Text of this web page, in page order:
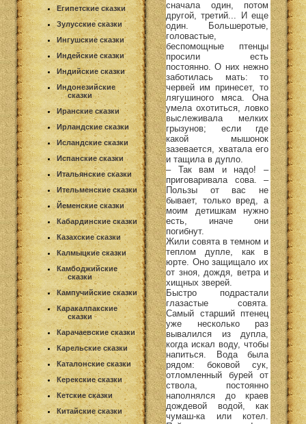
Египетские сказки
Зулусские сказки
Ингушские сказки
Индейские сказки
Индийские сказки
Индонезийские
сказки
Иранские сказки
Ирландские сказки
Исландские сказки
Испанские сказки
Итальянские сказки
Ительменские сказки
Йеменские сказки
Кабардинские сказки
Казахские сказки
Калмыцкие сказки
Камбоджийские
сказки
Кампучийские сказки
Каракалпакские
сказки
Карачаевские сказки
Карельские сказки
Каталонские сказки
Керекские сказки
Кетские сказки
Китайские сказки
сначала один, потом
другой, третий... И еще
один. Большеротые,
головастые,
беспомощные птенцы
просили есть
постоянно. О них нежно
заботилась мать: то
червей им принесет, то
лягушиного мяса. Она
умела охотиться, ловко
выслеживала мелких
грызунов; если где
какой мышонок
зазевается, хватала его
и тащила в дупло.
– Так вам и надо! –
приговаривала сова. –
Пользы от вас не
бывает, только вред, а
моим детишкам нужно
есть, иначе они
погибнут.
Жили совята в темном и
теплом дупле, как в
юрте. Оно защищало их
от зноя, дождя, ветра и
хищных зверей.
Быстро подрастали
глазастые совята.
Самый старший птенец
уже несколько раз
вывалился из дупла,
когда искал воду, чтобы
напиться. Вода была
рядом: боковой сук,
отломленный бурей от
ствола, постоянно
наполнялся до краев
дождевой водой, как
чумаш-ка или котел.